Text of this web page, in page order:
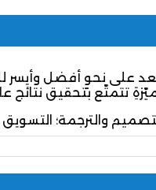
على نحوٍ أفضل وأيسر
تتمتّع بتحقيق نتائج
والترجمة؛